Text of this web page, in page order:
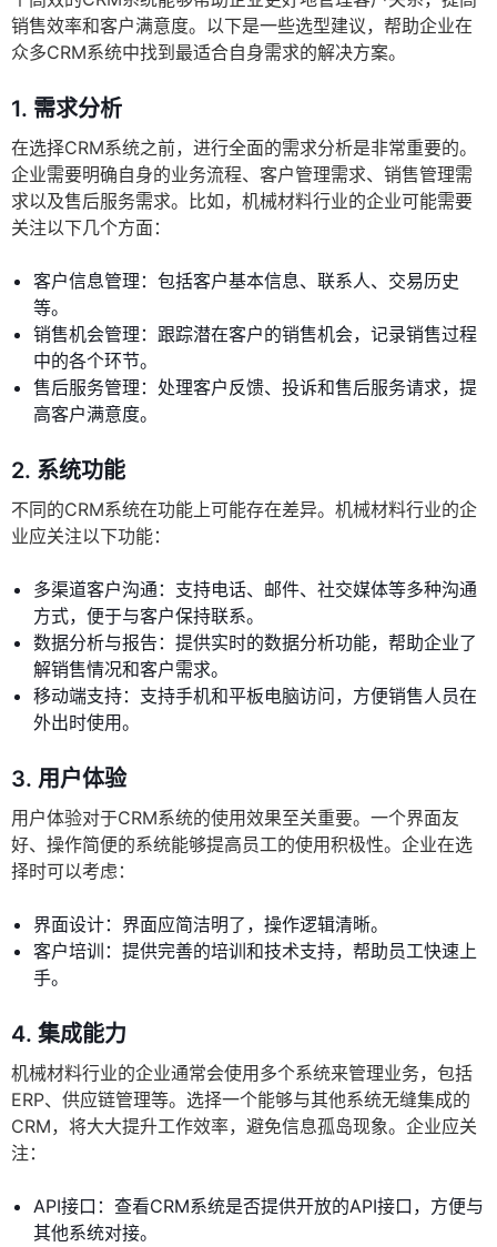
销售效率和客户满意度。以下是一些选型建议，帮助企业在
众多CRM系统中找到最适合自身需求的解决方案。
1. 需求分析
在选择CRM系统之前，进行全面的需求分析是非常重要的。
企业需要明确自身的业务流程、客户管理需求、销售管理需
求以及售后服务需求。比如，机械材料行业的企业可能需要
关注以下几个方面：
客户信息管理：包括客户基本信息、联系人、交易历史
等。
销售机会管理：跟踪潜在客户的销售机会，记录销售过程
中的各个环节。
售后服务管理：处理客户反馈、投诉和售后服务请求，提
高客户满意度。
2. 系统功能
不同的CRM系统在功能上可能存在差异。机械材料行业的企
业应关注以下功能：
多渠道客户沟通：支持电话、邮件、社交媒体等多种沟通
方式，便于与客户保持联系。
数据分析与报告：提供实时的数据分析功能，帮助企业了
解销售情况和客户需求。
移动端支持：支持手机和平板电脑访问，方便销售人员在
外出时使用。
3. 用户体验
用户体验对于CRM系统的使用效果至关重要。一个界面友
好、操作简便的系统能够提高员工的使用积极性。企业在选
择时可以考虑：
界面设计：界面应简洁明了，操作逻辑清晰。
客户培训：提供完善的培训和技术支持，帮助员工快速上
手。
4. 集成能力
机械材料行业的企业通常会使用多个系统来管理业务，包括
ERP、供应链管理等。选择一个能够与其他系统无缝集成的
CRM，将大大提升工作效率，避免信息孤岛现象。企业应关
注：
API接口：查看CRM系统是否提供开放的API接口，方便与
其他系统对接。